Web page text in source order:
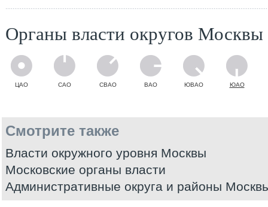
Органы власти округов Москвы
ЦАО САО СВАО ВАО ЮВАО ЮАО
Смотрите также
Власти окружного уровня Москвы
Московские органы власти
Административные округа и районы